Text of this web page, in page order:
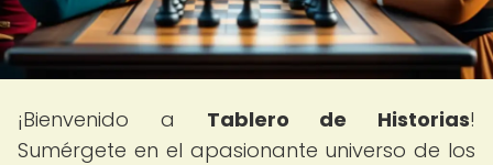
¡Bienvenido a Tablero de Historias!
Sumérgete en el apasionante universo de los